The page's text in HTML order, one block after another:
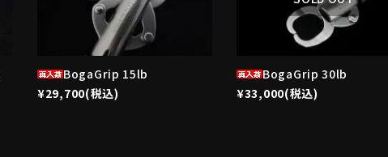
BogaGrip 15lb
¥29,700(税込)
BogaGrip 30lb
¥33,000(税込)